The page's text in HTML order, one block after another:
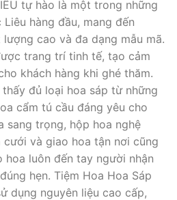
tự hào là một trong những
hàng đầu, mang đến
cao và đa dạng mẫu mã.
trang trí tinh tế, tạo cảm
khách hàng khi ghé thăm.
đủ loại hoa sáp từ những
cẩm tú cầu đáng yêu cho
sang trọng, hộp hoa nghệ
và giao hoa tận nơi cũng
hoa luôn đến tay người nhận
hẹn. Tiệm Hoa Hoa Sáp
dụng nguyên liệu cao cấp,